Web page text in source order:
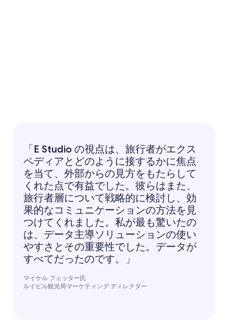
「E Studio の視点は、旅行者がエクス
ペディアとどのように接するかに焦点
を当て、外部からの見方をもたらして
くれた点で有益でした。彼らはまた、
旅行者層について戦略的に検討し、効
果的なコミュニケーションの方法を見
つけてくれました。私が最も驚いたの
は、データ主導ソリューションの使い
やすさとその重要性でした。データが
すべてだったのです。」
マイケル フェッター氏
ルイビル観光局マーケティング ディレクター